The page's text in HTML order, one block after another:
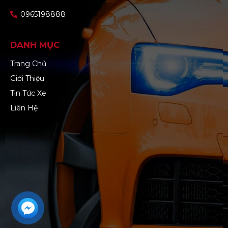
0965198888
DANH MỤC
Trang Chủ
Giới Thiệu
Tin Tức Xe
Liên Hệ